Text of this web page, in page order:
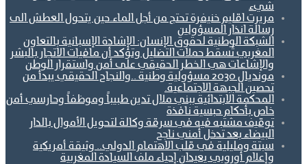
شيء
مريرت اقليم خنيفرة تحتج من أجل الماء.حين يتحول العطش الى
رسالة انذار المسؤولين
الشبكة الوطنية لحقوق الإنسان: الإشادة الإسبانية بالتعاون
المغربي تُسقط حملات التضليل وتؤكد أن مافيات الاتجار بالبشر
والإشاعات هي الخطر الحقيقي على أمن واستقرار الوطن
مونديال 2030 مسؤولية وطنية ..والنجاح الحقيقي يبدأ من
تحصين الجبهة الاجتماعية.
المحكمة الابتدائية ببني ملال تدين طبيباً وموظفاً وحارسي أمن
خاص بأحكام حبسية نافذة
توقيف مشتبه فيه في سرقة وكالة لتحويل الأموال بالدار
البيضاء بعد تدخل أمني ناجح
سبتة ومليلية في قلب الاهتمام الدولي.. وثيقة أمريكية
وإعلام أوروبي يعيدان إحياء ملف السيادة المغربية